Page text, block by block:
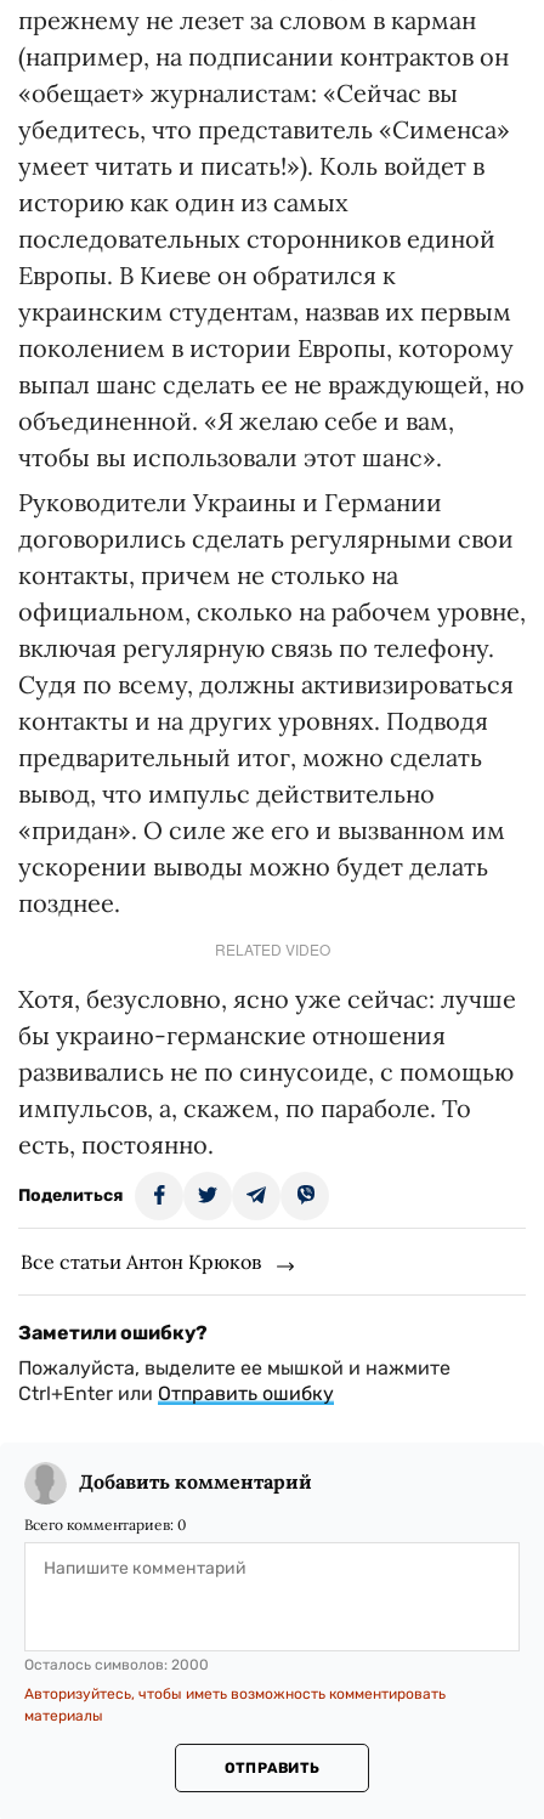
прежнему не лезет за словом в карман
(например, на подписании контрактов он
«обещает» журналистам: «Сейчас вы
убедитесь, что представитель «Сименса»
умеет читать и писать!»). Коль войдет в
историю как один из самых
последовательных сторонников единой
Европы. В Киеве он обратился к
украинским студентам, назвав их первым
поколением в истории Европы, которому
выпал шанс сделать ее не враждующей, но
объединенной. «Я желаю себе и вам,
чтобы вы использовали этот шанс».
Руководители Украины и Германии
договорились сделать регулярными свои
контакты, причем не столько на
официальном, сколько на рабочем уровне,
включая регулярную связь по телефону.
Судя по всему, должны активизироваться
контакты и на других уровнях. Подводя
предварительный итог, можно сделать
вывод, что импульс действительно
«придан». О силе же его и вызванном им
ускорении выводы можно будет делать
позднее.
RELATED VIDEO
Хотя, безусловно, ясно уже сейчас: лучше
бы украино-германские отношения
развивались не по синусоиде, с помощью
импульсов, а, скажем, по параболе. То
есть, постоянно.
Поделиться
Все статьи Антон Крюков
Заметили ошибку?
Пожалуйста, выделите ее мышкой и нажмите
Ctrl+Enter или Отправить ошибку
Добавить комментарий
Всего комментариев: 0
Осталось символов: 2000
Авторизуйтесь, чтобы иметь возможность комментировать
материалы
ОТПРАВИТЬ